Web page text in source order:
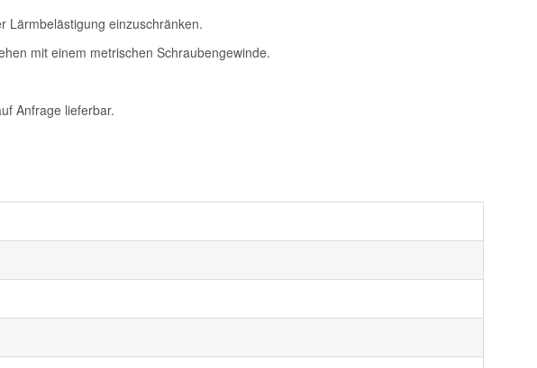
Lärmbelästigung einzuschränken.
mit einem metrischen Schraubengewinde.
Anfrage lieferbar.